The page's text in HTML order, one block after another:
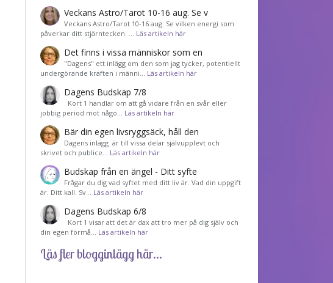
Veckans Astro/Tarot 10-16 aug. Se v
Veckans Astro/Tarot 10-16 aug. Se vilken energi som
påverkar ditt stjärntecken. … Läs artikeln här
Det finns i vissa människor som en
"Dagens" ett inlägg om den som jag tycker, potentiellt
undergörande kraften i männi… Läs artikeln här
Dagens Budskap 7/8
Kort 1 handlar om att gå vidare från en svår eller
jobbig period mot någo… Läs artikeln här
Bär din egen livsryggsäck, håll den
Dagens inlägg är till vissa delar självupplevt och
skrivet och publice… Läs artikeln här
Budskap från en ängel - Ditt syfte
Frågar du dig vad syftet med ditt liv är. Vad din uppgift
är. Ditt kall. Sv… Läs artikeln här
Dagens Budskap 6/8
Kort 1 visar att det är dax att tro mer på dig själv och
din egen förmå… Läs artikeln här
Läs fler blogginlägg här...